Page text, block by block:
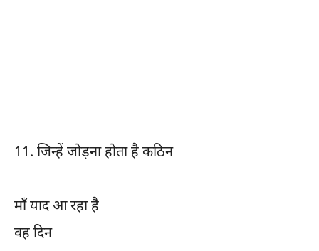
11. जिन्हें जोड़ना होता है कठिन
माँ याद आ रहा है
वह दिन